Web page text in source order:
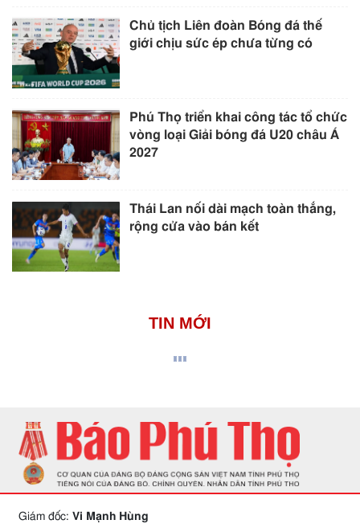
Chủ tịch Liên đoàn Bóng đá thế
giới chịu sức ép chưa từng có
Phú Thọ triển khai công tác tổ chức
vòng loại Giải bóng đá U20 châu Á
2027
Thái Lan nối dài mạch toàn thắng,
rộng cửa vào bán kết
TIN MỚI
Giám đốc: Vi Mạnh Hùng